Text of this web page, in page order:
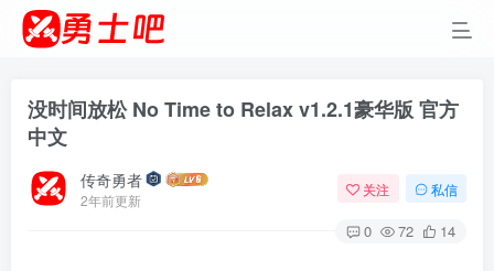
没时间放松 No Time to Relax v1.2.1豪华版 官方
中文
传奇勇者
2年前更新
关注 私信
0 72 14